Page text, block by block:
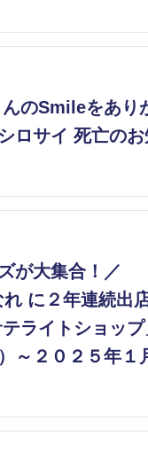
のSmileをあり
ロサイ 死亡の
が大集合！／
に２年連続出
ライトショップ
～２０２５年１